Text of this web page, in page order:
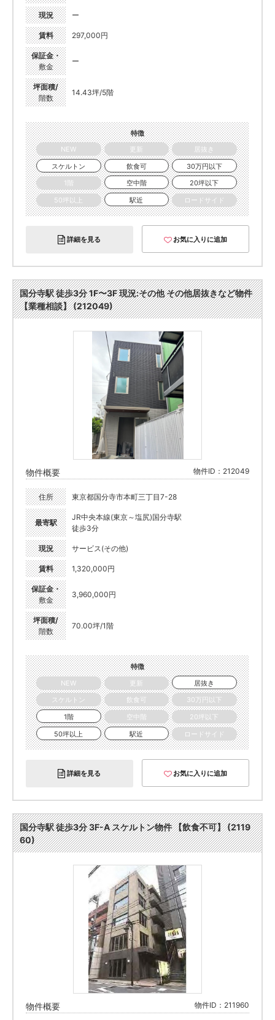
現況 ー
賃料 297,000円
保証金・
敷金
ー
坪面積/
階数
14.43坪/5階
特徴
NEW
更新
居抜き
スケルトン
飲食可
30万円以下
1階
空中階
20坪以下
50坪以上
駅近 ロードサイド
詳細を見る お気に入りに追加
国分寺駅 徒歩3分 1F〜3F 現況:その他 その他居抜きなど物件
【業種相談】 (212049)
物件概要 物件ID：212049
住所 東京都国分寺市本町三丁目7-28
最寄駅
JR中央本線(東京～塩尻)国分寺駅
徒歩3分
現況 サービス(その他)
賃料 1,320,000円
保証金・
敷金
3,960,000円
坪面積/
階数
70.00坪/1階
特徴
NEW
更新
居抜き
スケルトン
飲食可
30万円以下
1階
空中階
20坪以下
50坪以上
駅近 ロードサイド
詳細を見る お気に入りに追加
国分寺駅 徒歩3分 3F-A スケルトン物件 【飲食不可】 (2119
60)
物件概要 物件ID：211960